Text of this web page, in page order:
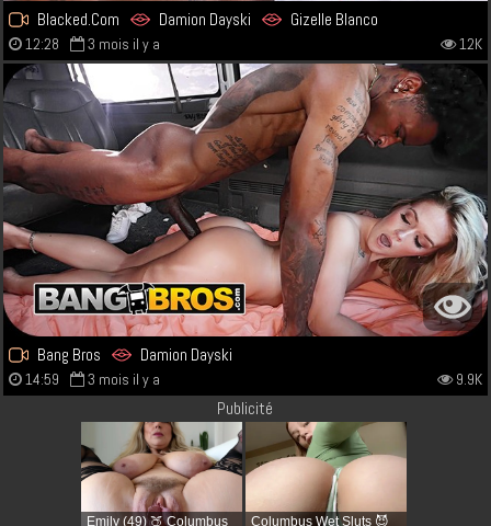
Blacked.Com Damion Dayski Gizelle Blanco
12:28 3 mois il y a 12K
Bang Bros Damion Dayski
14:59 3 mois il y a 9.9K
Publicité
Emily (49) 🍑 Columbus Columbus Wet Sluts 😈